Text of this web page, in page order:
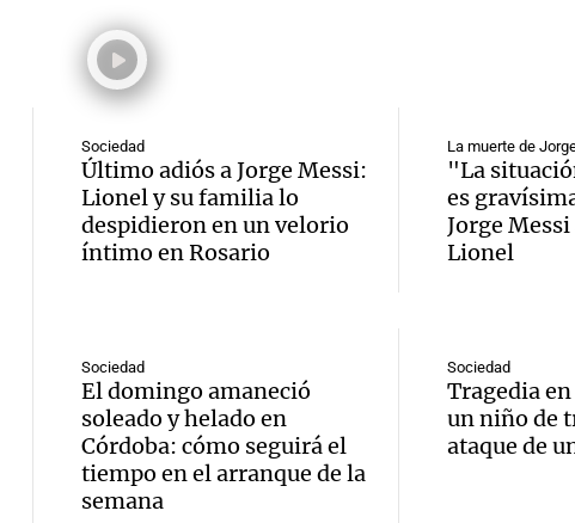
Amamos
Episodios
club
por
con
Panorama
Episodios
Audio.
Valle
en
Audio.
Sociedad
Último adiós a Jorge Messi:
Lionel y su familia lo
despidieron en un velorio
íntimo en Rosario
La muerte de
"La
es
Jorge
Lionel
Sociedad
El domingo amaneció
soleado y helado en
Córdoba: cómo seguirá el
tiempo en el arranque de la
semana
Sociedad
Tragedia
un niño de
ataque de